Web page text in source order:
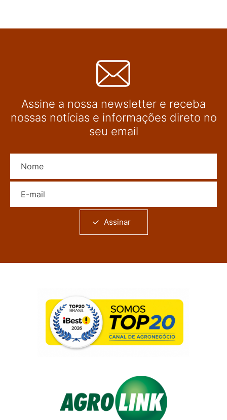
Assine a nossa newsletter e receba
nossas notícias e informações direto no
seu email
Assinar